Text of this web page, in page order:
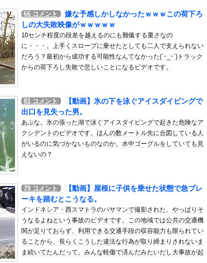
知らないスマホで連絡を取り合い、日中会ったりしてい...
カパイが大暴れｗｗｗｗｗｗｗ
江口寿史氏、開き直って言い訳をしてしまう。また火に油を...
雨でPC浸水→データ完全消失も「おもしろいかった??...
マクラーレンと戻ってこられないウィリアムズは何が違うの
スもAIアイドルを出そう
…私の料理の味付けや私の親の悪口が酷く実家に帰ってき...
ディフェンダーはアサー・トンプソンが97でトッ...
るるどらいおん/ぱすてるおにくVer.」美少女フ...
た車に後続車が追突して家族4人が死亡、3人重傷。
ップでトラックと衝突したドラレコが（ノ∇`）
！
『日本びいき』にヨーロッパ全土から不満の声
却「確信している」 …米共和党重鎮、マコール議員が表...
理由ってなに？
ｗｗｗｗｗｗ
女の子の椅子にされてたらｗｗｗ
る
66 コメント
嫌な予感しかしなかったｗｗｗこの荷下ろ
しの大失敗映像がｗｗｗｗｗ
10センチ程度の段差を越えるのにも難儀する重さなの
に・・・。上手くスロープに乗せたとしても二人で支えられない
だろう？最初から成功する可能性なんてなかった(´･_･`)トラック
からの荷下ろし失敗で悲しいことになるビデオです。
81 コメント
【動画】氷の下を泳ぐアイスダイビングで
出口を見失った男。
あぶな。氷の張った湖で泳ぐアイスダイビングで起きた危険なア
クシデントのビデオです。ほんの数メートル先に合図している人
がいるのに気づかないものなのか。水中ゴーグルをしていても見
えないの？
79 コメント
【動画】屋根に子供を乗せた状態で急ブレ
ーキを踏むとこうなる。
インドネシア・西スマトラのパサマンで撮影された、やっぱりそ
うなるよねという事故のビデオです。この地域では公共の交通機
関が足りておらず、利用できる交通手段の収容能力も限られてい
ることから、長らくこうした違法な行為が取り締まりされないま
ま続いてたんだって。みんな軽傷で済んだみたいだし大事故が起